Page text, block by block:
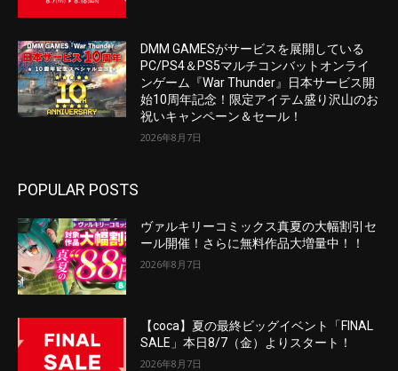
DMM GAMESがサービスを展開している
PC/PS4＆PS5マルチコンバットオンライ
ンゲーム『War Thunder』日本サービス開
始10周年記念！限定アイテム盛り沢山のお
祝いキャンペーン＆セール！
2026年8月7日
POPULAR POSTS
ヴァルキリーコミックス真夏の大幅割引セ
ール開催！さらに無料作品大増量中！！
2026年8月7日
【coca】夏の最終ビッグイベント「FINAL
SALE」本日8/7（金）よりスタート！
2026年8月7日